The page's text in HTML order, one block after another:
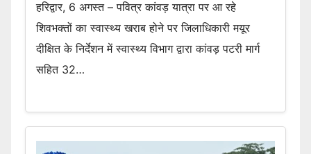
हरिद्वार, 6 अगस्त – पवित्र कांवड़ यात्रा पर आ रहे
शिवभक्तों का स्वास्थ्य खराब होने पर जिलाधिकारी मयूर
दीक्षित के निर्देशन में स्वास्थ्य विभाग द्वारा कांवड़ पटरी मार्ग
सहित 32…